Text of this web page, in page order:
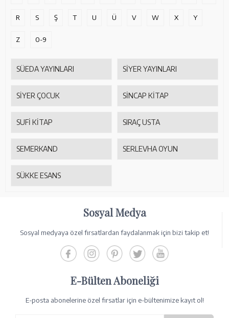
R S Ş T U Ü V W X Y
Z 0-9
SÜEDA YAYINLARI SİYER YAYINLARI
SİYER ÇOCUK SİNCAP KİTAP
SUFİ KİTAP SIRAÇ USTA
SEMERKAND SERLEVHA OYUN
SÜKKE ESANS
Sosyal Medya
Sosyal medyaya özel fırsatlardan faydalanmak için bizi takip et!
E-Bülten Aboneliği
E-posta abonelerine özel fırsatlar için e-bültenimize kayıt ol!